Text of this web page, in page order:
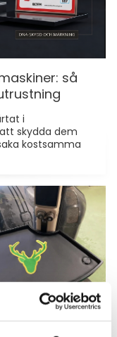
så
i
skydda dem
kostsamma